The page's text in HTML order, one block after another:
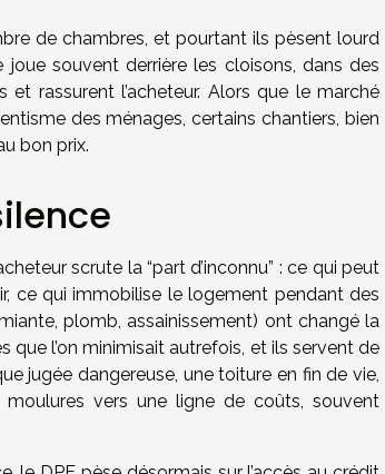
de chambres, et pourtant ils pèsent lourd
souvent derrière les cloisons, dans des
rassurent l’acheteur. Alors que le marché
des ménages, certains chantiers, bien
bon prix.
scrute la “part d’inconnu” : ce qui peut
ce qui immobilise le logement pendant des
plomb, assainissement) ont changé la
l’on minimisait autrefois, et ils servent de
jugée dangereuse, une toiture en fin de vie,
vers une ligne de coûts, souvent